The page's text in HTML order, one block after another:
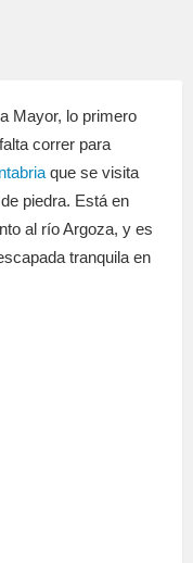
Mayor, lo primero
correr para
que se visita
piedra. Está en
al río Argoza, y es
tranquila en